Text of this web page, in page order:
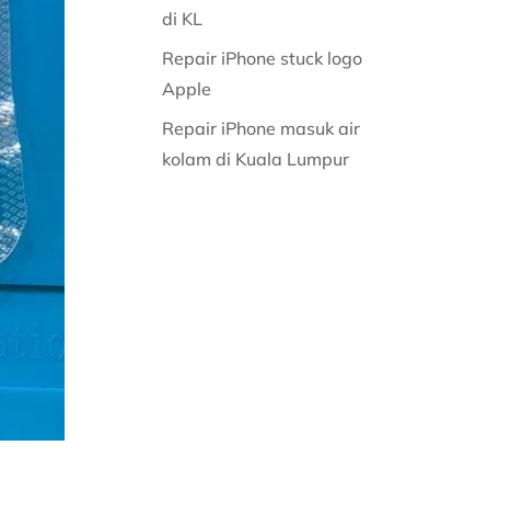
di KL
Repair iPhone stuck logo
Apple
Repair iPhone masuk air
kolam di Kuala Lumpur